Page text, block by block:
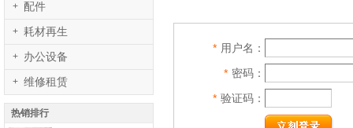
* 用户名：
* 密码：
* 验证码：
+ 配件
+ 耗材再生
+ 办公设备
+ 维修租赁
热销排行